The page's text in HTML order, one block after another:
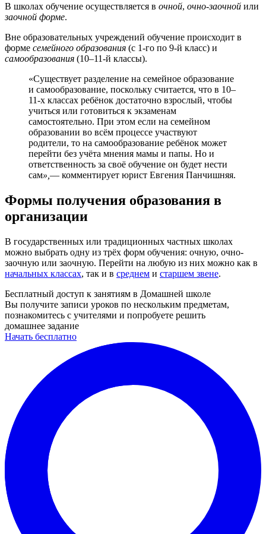
В школах обучение осуществляется в очной, очно-заочной или
заочной форме.
Вне образовательных учреждений обучение происходит в
форме семейного образования (с 1-го по 9-й класс) и
самообразования (10–11-й классы).
«Существует разделение на семейное образование
и самообразование, поскольку считается, что в 10–
11-х классах ребёнок достаточно взрослый, чтобы
учиться или готовиться к экзаменам
самостоятельно. При этом если на семейном
образовании во всём процессе участвуют
родители, то на самообразование ребёнок может
перейти без учёта мнения мамы и папы. Но и
ответственность за своё обучение он будет нести
сам», — комментирует юрист Евгения Панчишняя.
Формы получения образования в
организации
В государственных или традиционных частных школах
можно выбрать одну из трёх форм обучения: очную, очно-
заочную или заочную. Перейти на любую из них можно как в
начальных классах, так и в среднем и старшем звене.
Бесплатный доступ к занятиям в Домашней школе
Вы получите записи уроков по нескольким предметам,
познакомитесь с учителями и попробуете решить
домашнее задание
Начать бесплатно